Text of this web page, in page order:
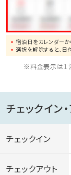
・砂むし温泉用
い。
小人…1400円
・直接『砂楽』に
ご注意ください。
詳しくは、スタッ
宿泊日をカレンダー
選択を解除すると、日
※料金表示は１
チェックイン
チェックイン
チェックアウト